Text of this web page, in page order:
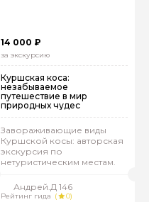
14 000 ₽
за экскурсию
Куршская коса:
незабываемое
путешествие в мир
природных чудес
Завораживающие виды
Куршской косы: авторская
экскурсия по
нетуристическим местам.
Андрей.Д 146
Рейтинг гида (
0)